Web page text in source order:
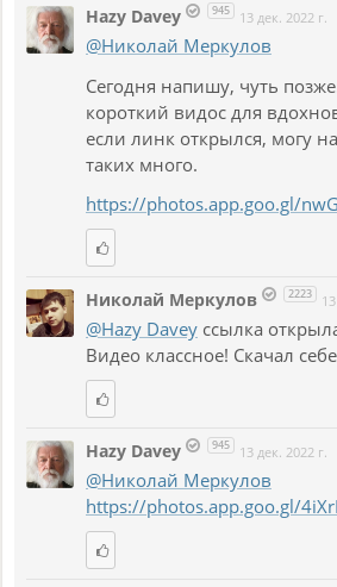
Hazy Davey 945 13 дек. 2022 г.
@Николай Меркулов
Сегодня напишу, чуть
короткий видос для
если линк открылся, могу
таких много.
https://photos.app.goo.gl/
Николай Меркулов 2223
@Hazy Davey ссылка
Видео классное! Скачал
Hazy Davey 945 13 дек. 2022 г.
@Николай Меркулов
https://photos.app.goo.gl/